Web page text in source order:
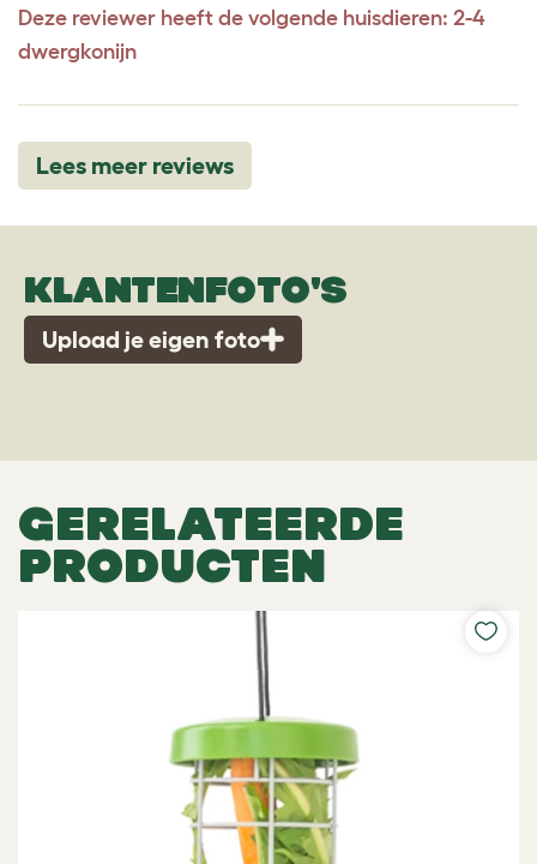
Deze reviewer heeft de volgende huisdieren: 2-4
dwergkonijn
Lees meer reviews
KLANTENFOTO'S
Upload je eigen foto
GERELATEERDE
PRODUCTEN